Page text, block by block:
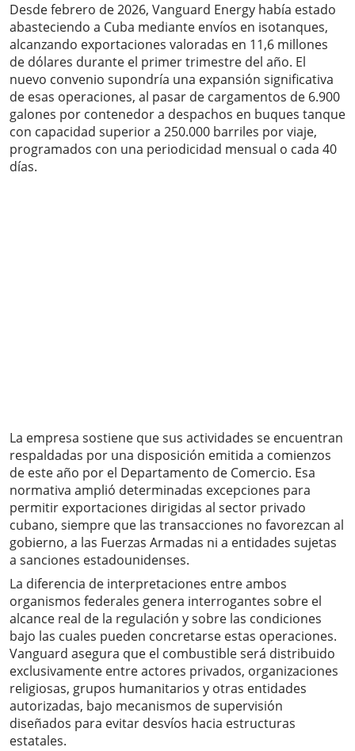
Desde febrero de 2026, Vanguard Energy había estado
abasteciendo a Cuba mediante envíos en isotanques,
alcanzando exportaciones valoradas en 11,6 millones
de dólares durante el primer trimestre del año. El
nuevo convenio supondría una expansión significativa
de esas operaciones, al pasar de cargamentos de 6.900
galones por contenedor a despachos en buques tanque
con capacidad superior a 250.000 barriles por viaje,
programados con una periodicidad mensual o cada 40
días.
La empresa sostiene que sus actividades se encuentran
respaldadas por una disposición emitida a comienzos
de este año por el Departamento de Comercio. Esa
normativa amplió determinadas excepciones para
permitir exportaciones dirigidas al sector privado
cubano, siempre que las transacciones no favorezcan al
gobierno, a las Fuerzas Armadas ni a entidades sujetas
a sanciones estadounidenses.
La diferencia de interpretaciones entre ambos
organismos federales genera interrogantes sobre el
alcance real de la regulación y sobre las condiciones
bajo las cuales pueden concretarse estas operaciones.
Vanguard asegura que el combustible será distribuido
exclusivamente entre actores privados, organizaciones
religiosas, grupos humanitarios y otras entidades
autorizadas, bajo mecanismos de supervisión
diseñados para evitar desvíos hacia estructuras
estatales.